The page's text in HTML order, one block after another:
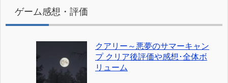
ゲーム感想・評価
クアリー～悪夢のサマーキャン
プ クリア後評価や感想･全体ボ
リューム